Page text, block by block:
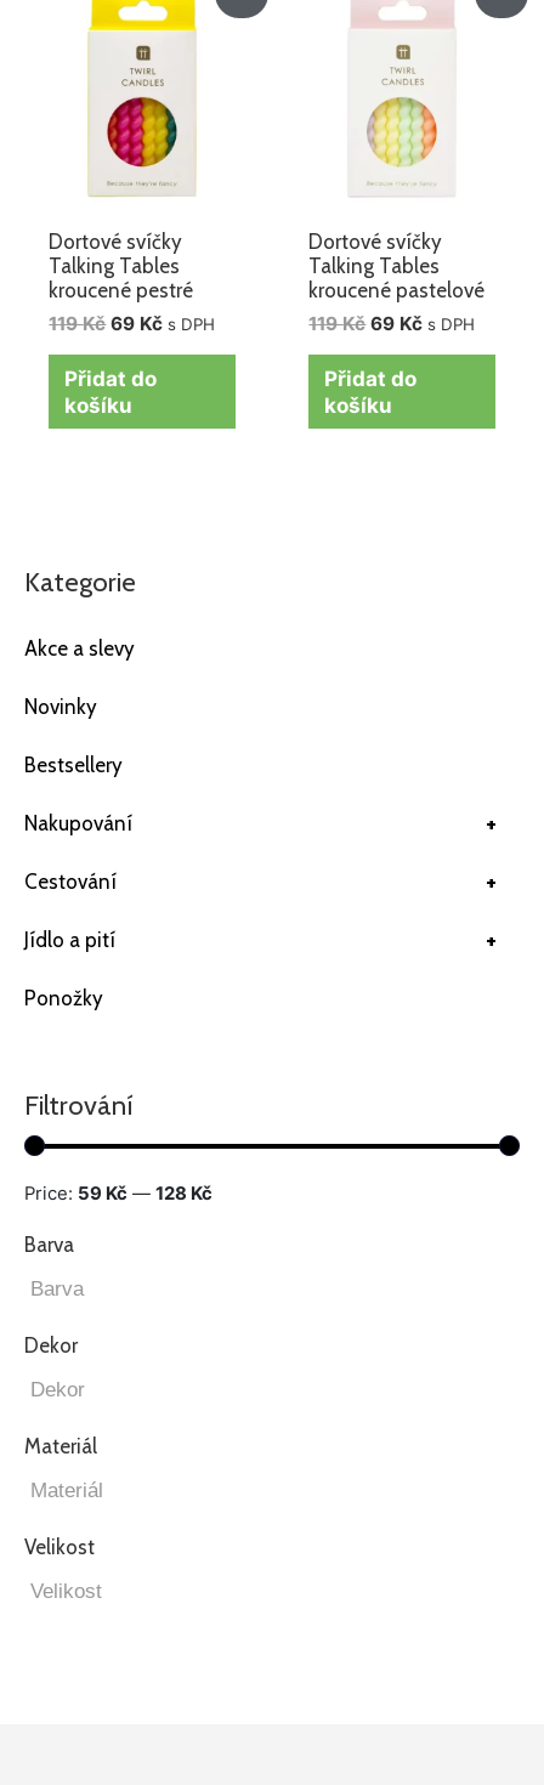
Kategorie
Akce a slevy
Novinky
Bestsellery
+
Nakupování
+
Cestování
+
Jídlo a pití
Ponožky
Filtrování
Price: 59 Kč — 128 Kč
Barva
Dekor
Materiál
Velikost
Dortové svíčky
Talking Tables
kroucené pestré
119Kč
cena
byla:
119 Kč.
69 Kč
cena
je:
s DPH
Přidat do
košíku
Dortové svíčky
Talking Tables
kroucené pastelové
119Kč
cena
byla:
119 Kč.
69 Kč
cena
je:
s DPH
Přidat do
košíku